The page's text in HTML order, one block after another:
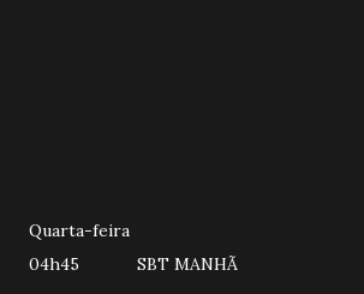
Quarta-feira
04h45 SBT